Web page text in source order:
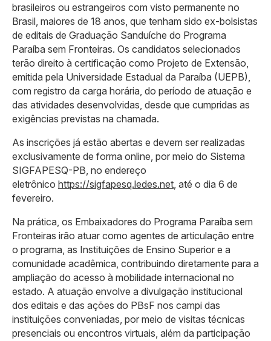
brasileiros ou estrangeiros com visto permanente no
Brasil, maiores de 18 anos, que tenham sido ex-bolsistas
de editais de Graduação Sanduíche do Programa
Paraíba sem Fronteiras. Os candidatos selecionados
terão direito à certificação como Projeto de Extensão,
emitida pela Universidade Estadual da Paraíba (UEPB),
com registro da carga horária, do período de atuação e
das atividades desenvolvidas, desde que cumpridas as
exigências previstas na chamada.
As inscrições já estão abertas e devem ser realizadas
exclusivamente de forma online, por meio do Sistema
SIGFAPESQ-PB, no endereço
eletrônico https://sigfapesq.ledes.net , até o dia 6 de
fevereiro.
Na prática, os Embaixadores do Programa Paraíba sem
Fronteiras irão atuar como agentes de articulação entre
o programa, as Instituições de Ensino Superior e a
comunidade acadêmica, contribuindo diretamente para a
ampliação do acesso à mobilidade internacional no
estado. A atuação envolve a divulgação institucional
dos editais e das ações do PBsF nos campi das
instituições conveniadas, por meio de visitas técnicas
presenciais ou encontros virtuais, além da participação